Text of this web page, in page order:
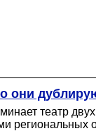
они
театр
региональных